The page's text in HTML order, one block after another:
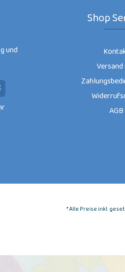
und
Shop
Versand
AGB
* Alle Preise inkl.